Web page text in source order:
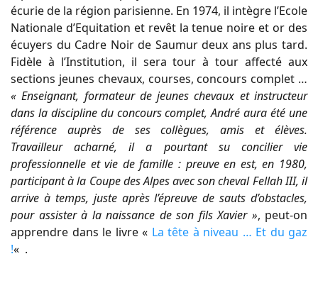
écurie de la région parisienne. En 1974, il intègre l’Ecole
Nationale d’Equitation et revêt la tenue noire et or des
écuyers du Cadre Noir de Saumur deux ans plus tard.
Fidèle à l’Institution, il sera tour à tour affecté aux
sections jeunes chevaux, courses, concours complet …
« Enseignant, formateur de jeunes chevaux et instructeur
dans la discipline du concours complet, André aura été une
référence auprès de ses collègues, amis et élèves.
Travailleur acharné, il a pourtant su concilier vie
professionnelle et vie de famille : preuve en est, en 1980,
participant à la Coupe des Alpes avec son cheval Fellah III, il
arrive à temps, juste après l’épreuve de sauts d’obstacles,
pour assister à la naissance de son fils Xavier », peut-on
apprendre dans le livre « La tête à niveau … Et du gaz
!« .